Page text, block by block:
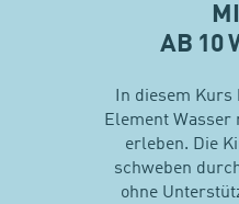
AB 10
In diesem Kurs
Element Wasser
erleben. Die
schweben
ohne